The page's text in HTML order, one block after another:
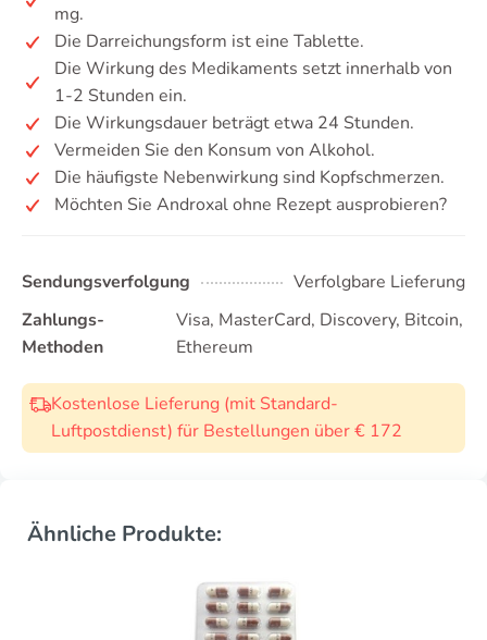
mg.
Die Darreichungsform ist eine Tablette.
Die Wirkung des Medikaments setzt innerhalb von
1-2 Stunden ein.
Die Wirkungsdauer beträgt etwa 24 Stunden.
Vermeiden Sie den Konsum von Alkohol.
Die häufigste Nebenwirkung sind Kopfschmerzen.
Möchten Sie Androxal ohne Rezept ausprobieren?
Sendungsverfolgung
Verfolgbare Lieferung
Zahlungs-
Methoden
Visa, MasterCard, Discovery, Bitcoin,
Ethereum
Kostenlose Lieferung (mit Standard-
Luftpostdienst) für Bestellungen über € 172
Ähnliche Produkte: